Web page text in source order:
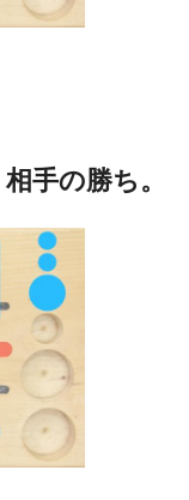
手の勝ち。